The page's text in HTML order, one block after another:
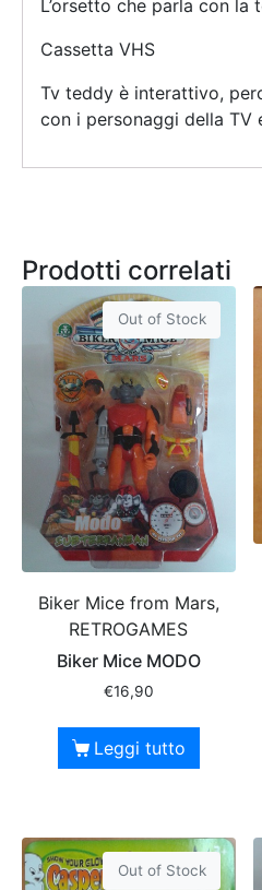
L’orsetto che parla con la
Cassetta VHS
Tv teddy è interattivo,
con i personaggi della TV
Prodotti correlati
Out of Stock
Biker Mice from Mars,
RETROGAMES
Biker Mice MODO
€16,90
Leggi tutto
Out of Stock